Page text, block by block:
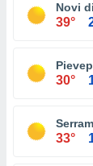
Novi
39°
30°
33°